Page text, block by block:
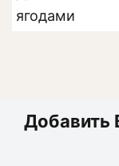
ягодами
Добавить